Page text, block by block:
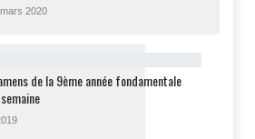
2020
de la 9ème année fondamentale